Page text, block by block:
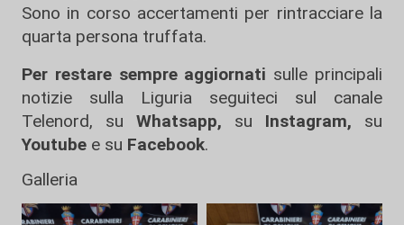
Sono in corso accertamenti per rintracciare la
quarta persona truffata.
Per restare sempre aggiornati sulle principali
notizie sulla Liguria seguiteci sul canale
Telenord, su
Whatsapp, su Instagram, su
Youtube e su Facebook.
Galleria